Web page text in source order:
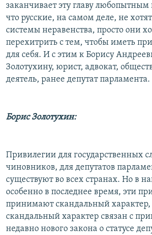
заканчивает эту главу
что русские, на самом деле, не
системы неравенства, просто они
перехитрить с тем, чтобы иметь
для себя. И с этим к Борису
Золотухину, юрист, адвокат,
деятель, ранее депутат парламента.
Борис Золотухин:
Привилегии для государственных
чиновников, для депутатов
существуют во всех странах. Но в
особенно в последнее время, эти
принимают скандальный характер,
скандальный характер связан с
недавно нового закона о статусе